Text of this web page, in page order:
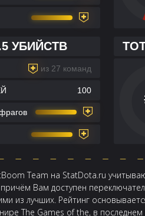
УБИЙСТВ
из 27 команд
100
Team на StatDota.ru
Вам доступен
из лучших. Рейтинг
The Games of the, в